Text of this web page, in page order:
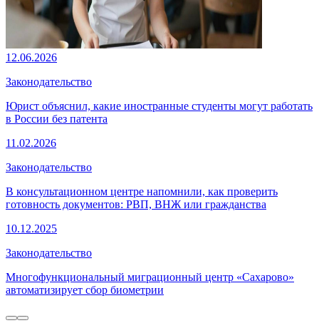
12.06.2026
Законодательство
Юрист объяснил, какие иностранные студенты могут работать
в России без патента
11.02.2026
Законодательство
В консультационном центре напомнили, как проверить
готовность документов: РВП, ВНЖ или гражданства
10.12.2025
Законодательство
Многофункциональный миграционный центр «Сахарово»
автоматизирует сбор биометрии